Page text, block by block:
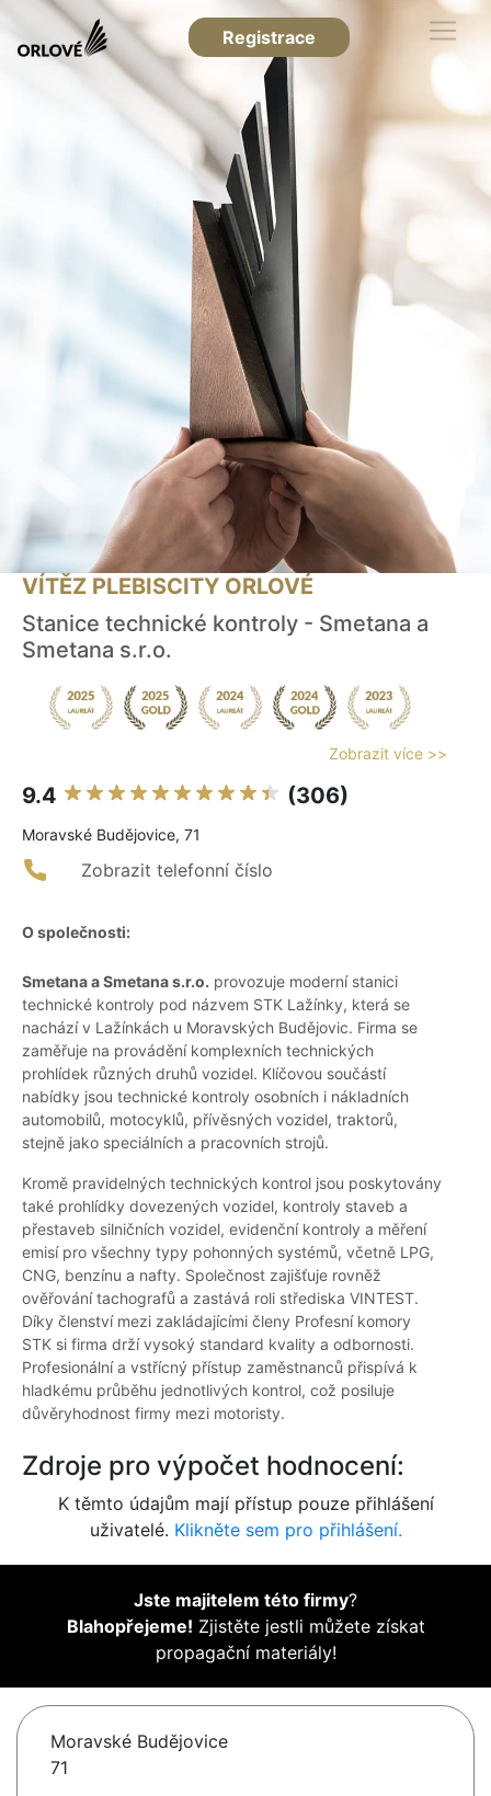
Registrace
VÍTĚZ PLEBISCITY ORLOVÉ
Stanice technické kontroly - Smetana a
Smetana s.r.o.
Zobrazit více >>
9.4 (306)
Moravské Budějovice, 71
Zobrazit telefonní číslo
O společnosti:
Smetana a Smetana s.r.o. provozuje moderní stanici
technické kontroly pod názvem STK Lažínky, která se
nachází v Lažínkách u Moravských Budějovic. Firma se
zaměřuje na provádění komplexních technických
prohlídek různých druhů vozidel. Klíčovou součástí
nabídky jsou technické kontroly osobních i nákladních
automobilů, motocyklů, přívěsných vozidel, traktorů,
stejně jako speciálních a pracovních strojů.
Kromě pravidelných technických kontrol jsou poskytovány
také prohlídky dovezených vozidel, kontroly staveb a
přestaveb silničních vozidel, evidenční kontroly a měření
emisí pro všechny typy pohonných systémů, včetně LPG,
CNG, benzínu a nafty. Společnost zajišťuje rovněž
ověřování tachografů a zastává roli střediska VINTEST.
Díky členství mezi zakládajícími členy Profesní komory
STK si firma drží vysoký standard kvality a odbornosti.
Profesionální a vstřícný přístup zaměstnanců přispívá k
hladkému průběhu jednotlivých kontrol, což posiluje
důvěryhodnost firmy mezi motoristy.
Zdroje pro výpočet hodnocení:
K těmto údajům mají přístup pouze přihlášení
uživatelé. Klikněte sem pro přihlášení.
Jste majitelem této firmy?
Blahopřejeme! Zjistěte jestli můžete získat
propagační materiály!
Moravské Budějovice
71